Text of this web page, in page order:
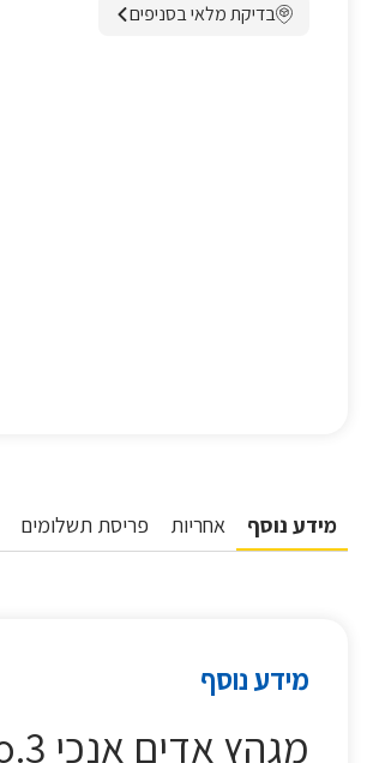
בדיקת מלאי בסניפים
מידע נוסף אחריות פריסת תשלומים
מידע נוסף
מגהץ ‏אדים אנכי Cumulus No.3 סטימרי Steamery שחור